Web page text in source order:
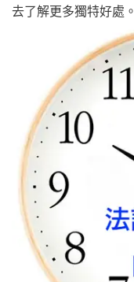
去了解更多獨特好處。